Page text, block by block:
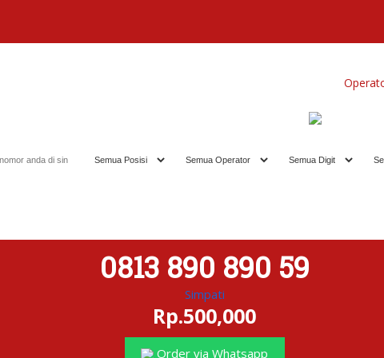
0813 890 890 59
Simpati
Rp.500,000
Order via Whatsapp